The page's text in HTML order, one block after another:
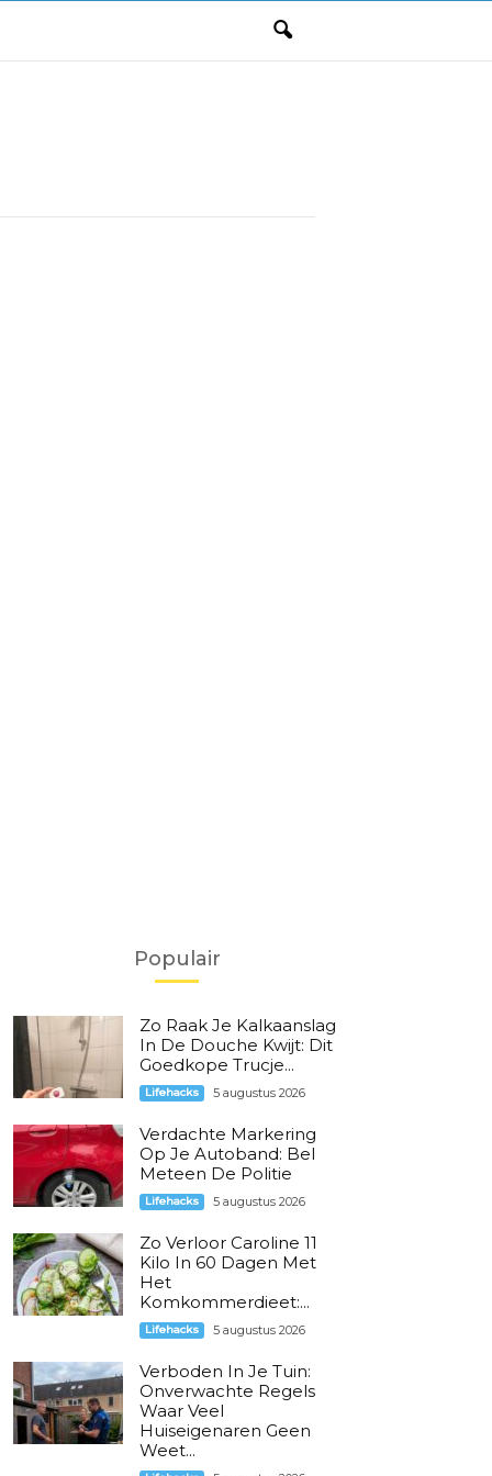
Populair
Zo Raak Je Kalkaanslag
In De Douche Kwijt: Dit
Goedkope Trucje...
Lifehacks 5 augustus 2026
Verdachte Markering
Op Je Autoband: Bel
Meteen De Politie
Lifehacks 5 augustus 2026
Zo Verloor Caroline 11
Kilo In 60 Dagen Met
Het
Komkommerdieet:...
Lifehacks 5 augustus 2026
Verboden In Je Tuin:
Onverwachte Regels
Waar Veel
Huiseigenaren Geen
Weet...